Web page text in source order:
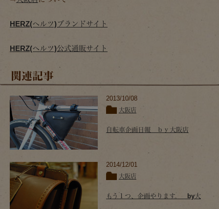
HERZ(ヘルツ)ブランドサイト
HERZ(ヘルツ)公式通販サイト
関連記事
2013/10/08
大阪店
自転車企画日報 ｂｙ大阪店
2014/12/01
大阪店
もう１つ、企画やります。 by大